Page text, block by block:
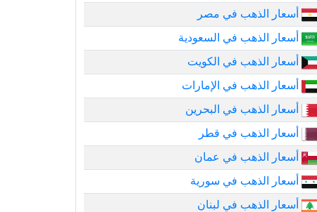
أسعار الذهب في مصر
أسعار الذهب في السعودية
أسعار الذهب في الكويت
أسعار الذهب في الإمارات
أسعار الذهب في البحرين
أسعار الذهب في قطر
أسعار الذهب في عمان
أسعار الذهب في سورية
أسعار الذهب في لبنان